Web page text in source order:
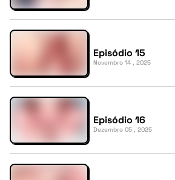
Episódio 15
Novembro 14 , 2025
Episódio 16
Dezembro 05 , 2025